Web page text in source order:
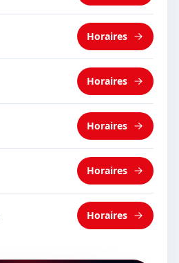
Horaires
Horaires
Horaires
Horaires
Horaires